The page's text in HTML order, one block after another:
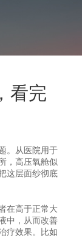
看完
。从医院用于
，高压氧舱似
这层面纱彻底
在高于正常大
中，从而改善
疗效果。比如